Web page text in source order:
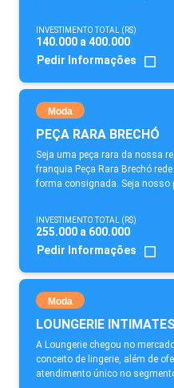
INVESTIMENTO TOTAL (R$)
140.000 a 400.000
Pedir Informações
Moda
PEÇA RARA BRECHÓ
Seja uma peça rara da nossa
franquia Peça Rara Brechó
forma consignada. Seja nosso
INVESTIMENTO TOTAL (R$)
255.000 a 600.000
Pedir Informações
Moda
LOUNGERIE INTIMATES
A Loungerie chegou no
conceito de lingerie, além de
atendimento único no